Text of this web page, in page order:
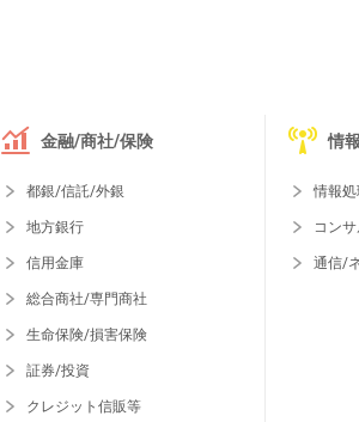
金融/商社/保険
都銀/信託/外銀
地方銀行
信用金庫
総合商社/専門商社
生命保険/損害保険
証券/投資
クレジット信販等
情
情報
コン
通信/